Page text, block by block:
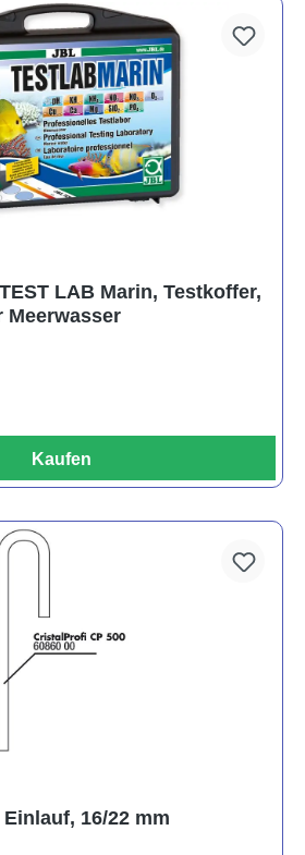
LAB Marin, Testkoffer,
Meerwasser
Kaufen
16/22 mm